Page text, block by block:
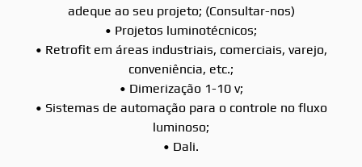
adeque ao seu projeto; (Consultar-nos)
• Projetos luminotécnicos;
• Retrofit em áreas industriais, comerciais, varejo,
conveniência, etc.;
• Dimerização 1-10 v;
• Sistemas de automação para o controle no fluxo
luminoso;
• Dali.